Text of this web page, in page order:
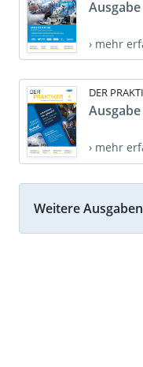
› mehr
DER
› mehr
Weitere